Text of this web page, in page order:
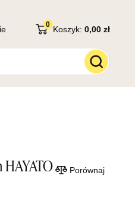
0 Koszyk: 0,00 zł
Porównaj